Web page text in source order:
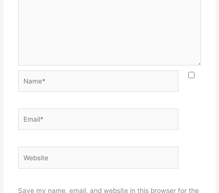
Save my name, email, and website in this browser for the